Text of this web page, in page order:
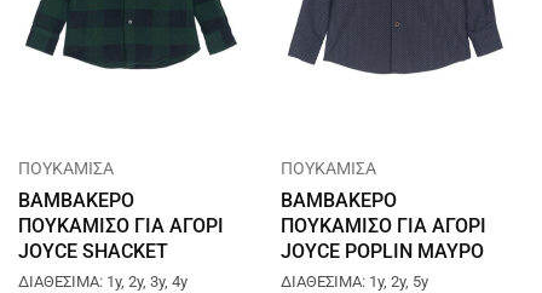
ΠΟΥΚΑΜΙΣΑ
ΒΑΜΒΑΚΕΡΟ
ΠΟΥΚΑΜΙΣΟ ΓΙΑ ΑΓΟΡΙ
JOYCE SHACKET
ΠΡΑΣΙΝΟ 2494003
ΔΙΑΘΕΣΙΜΑ: 1y, 2y, 3y, 4y
ΠΟΥΚΑΜΙΣΑ
ΒΑΜΒΑΚΕΡΟ
ΠΟΥΚΑΜΙΣΟ ΓΙΑ ΑΓΟΡΙ
JOYCE POPLIN ΜΑΥΡΟ
2494014
ΔΙΑΘΕΣΙΜΑ: 1y, 2y, 5y